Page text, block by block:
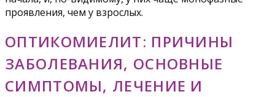
проявления, чем у взрослых.
ОПТИКОМИЕЛИТ: ПРИЧИНЫ
ЗАБОЛЕВАНИЯ, ОСНОВНЫЕ
СИМПТОМЫ, ЛЕЧЕНИЕ И